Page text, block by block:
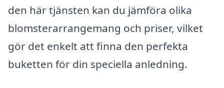
den här tjänsten kan du jämföra olika
blomsterarrangemang och priser, vilket
gör det enkelt att finna den perfekta
buketten för din speciella anledning.